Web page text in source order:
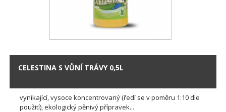
CELESTINA S VŮNÍ TRÁVY 0,5L
vynikající, vysoce koncentrovaný (ředí se v poměru 1:10 dle
použití), ekologický pěnivý přípravek...